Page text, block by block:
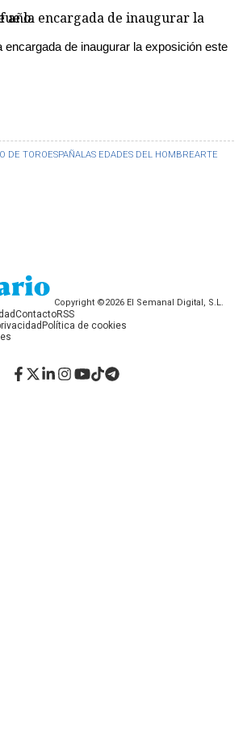
DE TOROESPAÑALAS EDADES DEL HOMBREARTE
encargada de inaugurar la exposición este
Copyright ©2026 El Semanal Digital, S.L.
ContactoRSS
Política de cookies
Facebook
Twitter
LinkedIn
Instagram
YouTube
TikTok
Telegram